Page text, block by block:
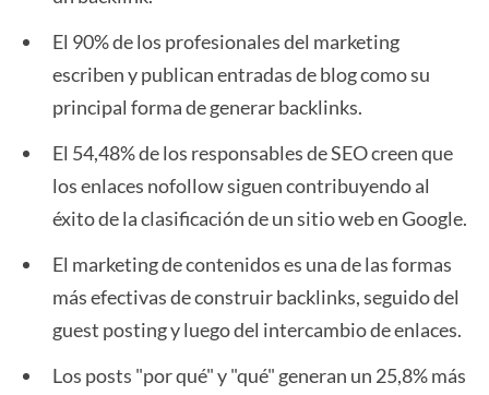
El 90% de los profesionales del marketing
escriben y publican entradas de blog como su
principal forma de generar backlinks.
El 54,48% de los responsables de SEO creen que
los enlaces nofollow siguen contribuyendo al
éxito de la clasificación de un sitio web en Google.
El marketing de contenidos es una de las formas
más efectivas de construir backlinks, seguido del
guest posting y luego del intercambio de enlaces.
Los posts "por qué" y "qué" generan un 25,8% más